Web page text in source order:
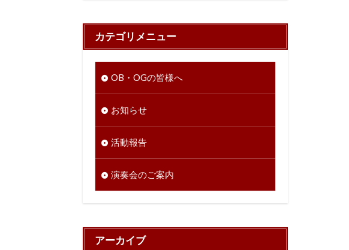
カテゴリメニュー
OB・OGの皆様へ
お知らせ
活動報告
演奏会のご案内
アーカイブ